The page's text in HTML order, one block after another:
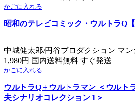
かごに入れる
昭和のテレビコミック・ウルトラQ【
中城健太郎/円谷プロダクション マ
1,980円 国内送料無料 すぐ発送
かごに入れる
ウルトラQ＋ウルトラマン ＜ウルト
夫シナリオコレクション 1＞